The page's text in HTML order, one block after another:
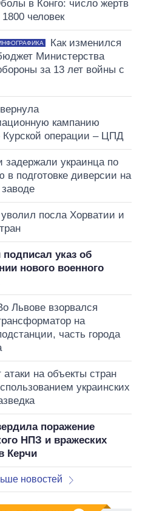
в Конго: число жертв
человек
Как изменился
Министерства
за 13 лет войны с
кампанию
Курской операции – ЦПД
задержали украинца по
в подготовке диверсии на
посла Хорватии и
подписал указ об
нового военного
Львове взорвался
на
часть города
атаки на объекты стран
украинских
поражение
НПЗ и вражеских
Керчи
новостей